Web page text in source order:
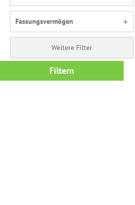
Weitere Filter
Fassungsvermögen
Filtern